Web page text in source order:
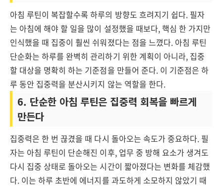
아침 루틴이 복잡할수록 하루의 방향도 흐려지기 쉽다. 필자
는 아침에 해야 할 일을 많이 설정했을 때보다, 핵심 한 가지만
인식했을 때 집중이 훨씬 쉬워졌다는 점을 느꼈다. 아침 루틴
단순화는 하루를 완벽히 관리하기 위한 계획이 아니라, 집중
할 대상을 명확히 하는 기준점을 만들어 준다. 이 기준점은 하
루 동안 집중력을 분산시키지 않는 역할을 한다.
6. 단순한 아침 루틴은 집중력 회복을 빠르게
만든다
집중력은 한 번 끊겼을 때 다시 돌아오는 속도가 중요하다. 필
자는 아침 루틴이 단순해진 이후, 업무 중 방해 요소가 생겨도
다시 집중 상태로 돌아오는 시간이 짧아졌다는 변화를 체감했
다. 이는 하루 초반에 에너지를 과도하게 소모하지 않았기 때